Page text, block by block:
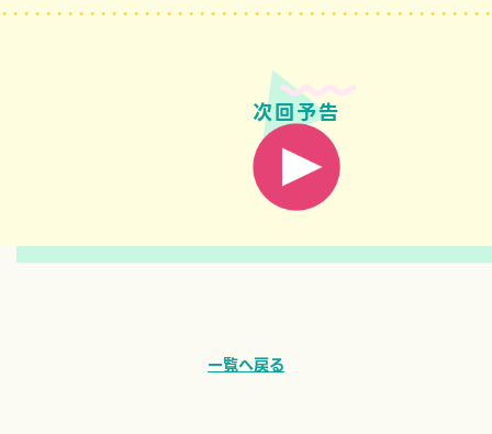
次回予告
一覧へ戻る